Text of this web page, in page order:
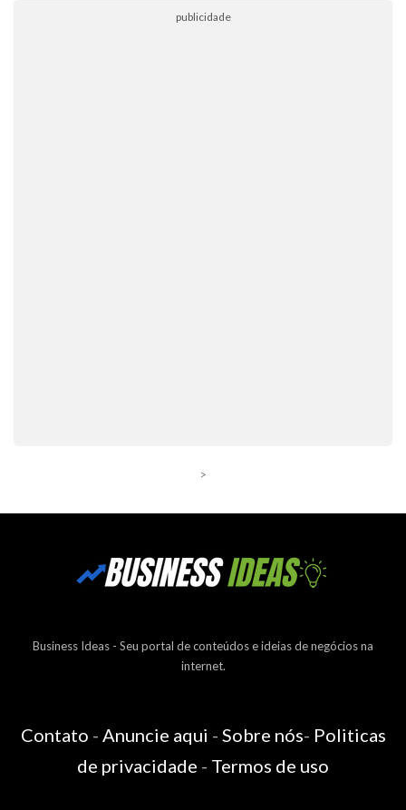
publicidade
>
Business Ideas - Seu portal de conteúdos e ideias de negócios na
internet.
Contato - Anuncie aqui - Sobre nós- Politicas
de privacidade - Termos de uso